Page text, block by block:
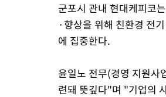
군포시 관내 현대케피코
·향상을 위해 친환경 전
에 집중한다.
윤일노 전무(경영 지원사
련돼 뜻깊다"며 "기업의